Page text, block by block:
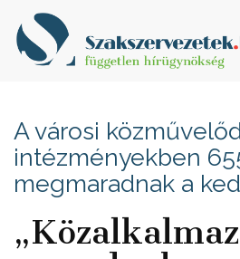
A városi
intézményekben
megmaradnak a